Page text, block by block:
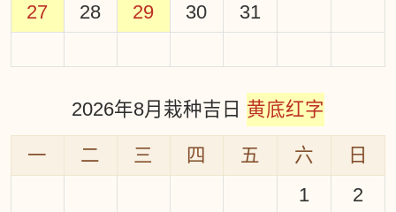
27
28 29 30 31
2026年8月栽种吉日 黄底红字
一 二 三 四 五 六
日
1
2